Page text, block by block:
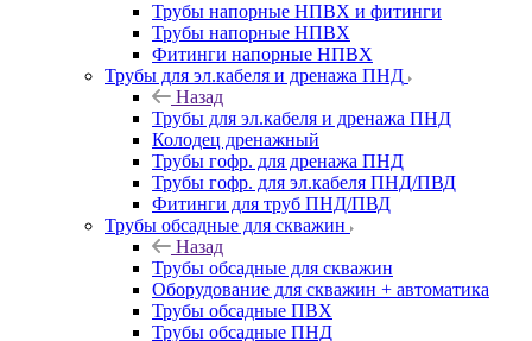
Трубы напорные НПВХ и фитинги
Трубы напорные НПВХ
Фитинги напорные НПВХ
Трубы для эл.кабеля и дренажа ПНД
Назад
Трубы для эл.кабеля и дренажа ПНД
Колодец дренажный
Трубы гофр. для дренажа ПНД
Трубы гофр. для эл.кабеля ПНД/ПВД
Фитинги для труб ПНД/ПВД
Трубы обсадные для скважин
Назад
Трубы обсадные для скважин
Оборудование для скважин + автоматика
Трубы обсадные ПВХ
Трубы обсадные ПНД